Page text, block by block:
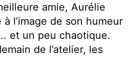
amie, Aurélie
l’image de son humeur
et un peu chaotique.
de l’atelier, les